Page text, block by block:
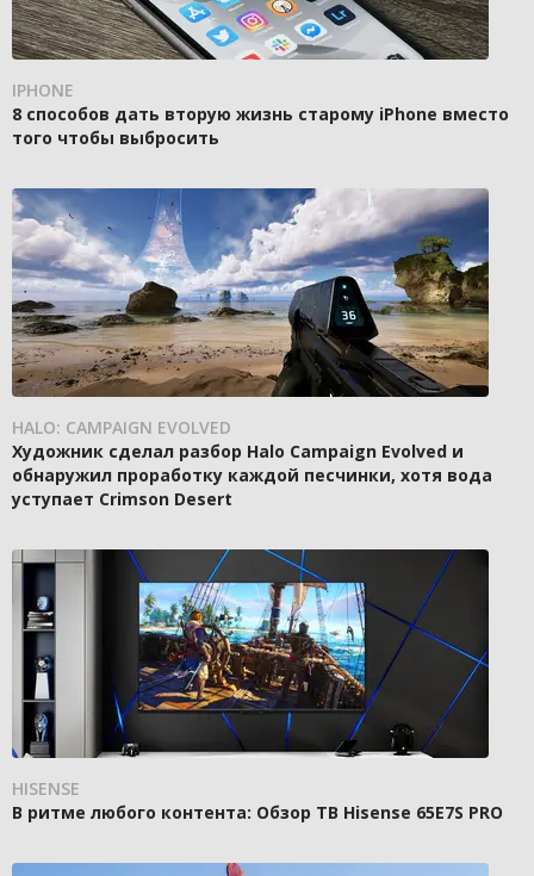
IPHONE
8 способов дать вторую жизнь старому iPhone вместо
того чтобы выбросить
HALO: CAMPAIGN EVOLVED
Художник сделал разбор Halo Campaign Evolved и
обнаружил проработку каждой песчинки, хотя вода
уступает Crimson Desert
HISENSE
В ритме любого контента: Обзор ТВ Hisense 65E7S PRO